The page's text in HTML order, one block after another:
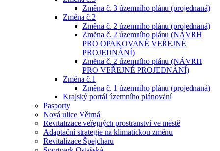
Změna č. 3 územního plánu (projednaná)
Změna č.2
Změna č. 2 územního plánu (projednaná)
Změna č. 2 územního plánu (NÁVRH
PRO OPAKOVANÉ VEŘEJNÉ
PROJEDNÁNÍ)
Změna č. 2 územního plánu (NÁVRH
PRO VEŘEJNÉ PROJEDNÁNÍ)
Změna č.1
Změna č. 1 územního plánu (projednaná)
Krajský portál územního plánování
Pasporty
Nová ulice Větrná
Revitalizace veřejných prostranství ve městě
Adaptační strategie na klimatickou změnu
Revitalizace Špejcharu